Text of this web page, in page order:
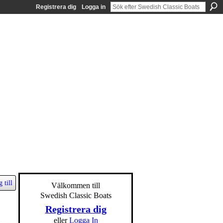
Registrera dig Logga in
till
Välkommen till
Swedish Classic Boats
Registrera dig
ellerLogga In